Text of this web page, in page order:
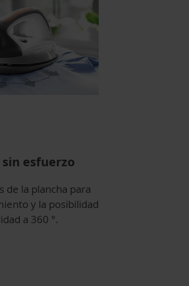
sin esfuerzo
de la plancha para
y la posibilidad
a 360 °.